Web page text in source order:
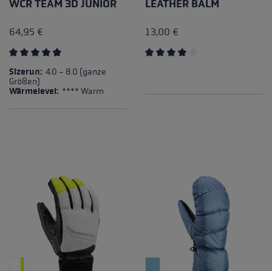
WCR TEAM 3D JUNIOR
64,95 €
Durchschnittliche Bewertung von 4.5 von 5 Sternen
Sizerun: 4.0 - 8.0 (ganze
Größen)
Wärmelevel: **** Warm
LEATHER BALM
13,00 €